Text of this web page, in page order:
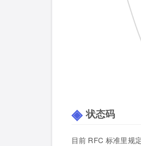
状态码
目前 RFC 标准里规